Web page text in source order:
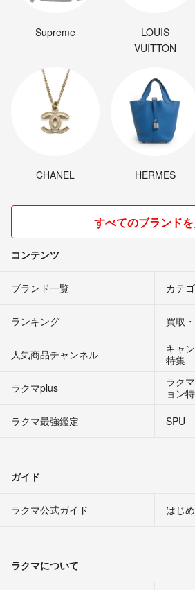
Supreme
LOUIS
VUITTON
CHANEL HERMES
すべてのブランド
コンテンツ
ブランド一覧 カテ
ランキング 買取
人気商品チャンネル
キャ
特集
ラクマplus
ラク
ョン
ラクマ最強鑑定
SPU
ガイド
ラクマ公式ガイド はじ
ラクマについて